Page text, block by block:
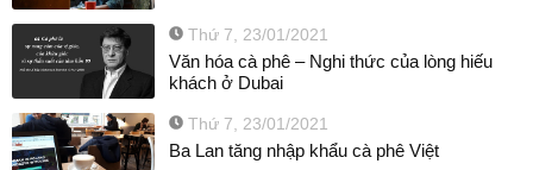
Thứ 7, 23/01/2021
Văn hóa cà phê – Nghi thức của lòng hiếu
khách ở Dubai
Thứ 7, 23/01/2021
Ba Lan tăng nhập khẩu cà phê Việt